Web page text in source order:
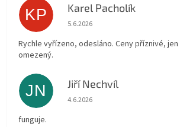
KP Karel Pacholík
Hodnocení obchodu je 4 z 5
5.6.2026
Rychle vyřízeno, odesláno. Ceny příznivé,
omezený.
JN Jiří Nechvíl
Hodnocení obchodu je 5 z 5
4.6.2026
funguje.